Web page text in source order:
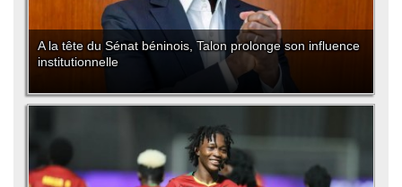
A la tête du Sénat béninois, Talon prolonge son influence
institutionnelle